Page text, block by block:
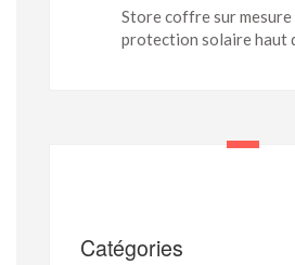
Store coffre sur
protection solaire haut
Catégories